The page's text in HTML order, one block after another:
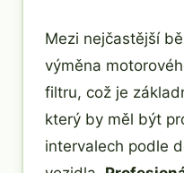
Mezi nejčastější
výměna
filtru, což je
který by měl být
intervalech podle